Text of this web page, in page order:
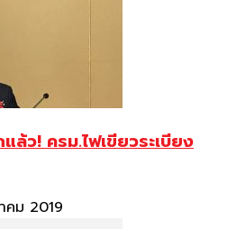
แล้ว! ครม.ไฟเขียวระเบียง
คม 2019